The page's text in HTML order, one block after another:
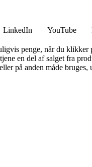
LinkedIn YouTube
penge, når du klikker
en del af salget fra
på anden måde